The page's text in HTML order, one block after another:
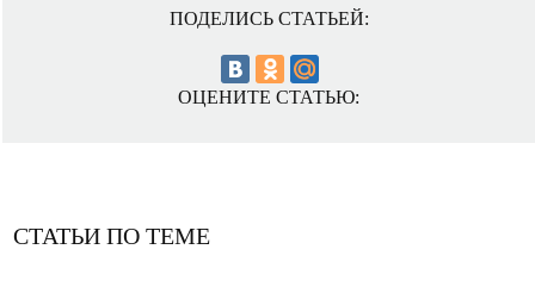
ПОДЕЛИСЬ СТАТЬЕЙ:
ОЦЕНИТЕ СТАТЬЮ:
СТАТЬИ ПО ТЕМЕ